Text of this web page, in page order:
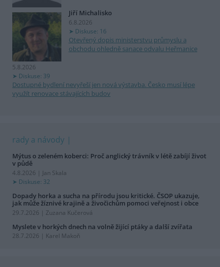
Jiří Michalisko
6.8.2026
Diskuse: 16
Otevřený dopis ministerstvu průmyslu a
obchodu ohledně sanace odvalu Heřmanice
5.8.2026
Diskuse: 39
Dostupné bydlení nevyřeší jen nová výstavba. Česko musí lépe
využít renovace stávajících budov
rady a návody
Mýtus o zeleném koberci: Proč anglický trávník v létě zabíjí život
v půdě
4.8.2026 | Jan Skala
Diskuse: 32
Dopady horka a sucha na přírodu jsou kritické. ČSOP ukazuje,
jak může žíznivé krajině a živočichům pomoci veřejnost i obce
29.7.2026 | Zuzana Kučerová
Myslete v horkých dnech na volně žijící ptáky a další zvířata
28.7.2026 | Karel Makoň